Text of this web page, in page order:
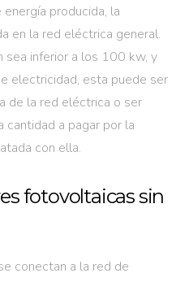
producida, la
en la red eléctrica general.
sea inferior a los 100 kw, y
electricidad, esta puede ser
de la red eléctrica o ser
cantidad a pagar por la
con ella.
fotovoltaicas sin
conectan a la red de